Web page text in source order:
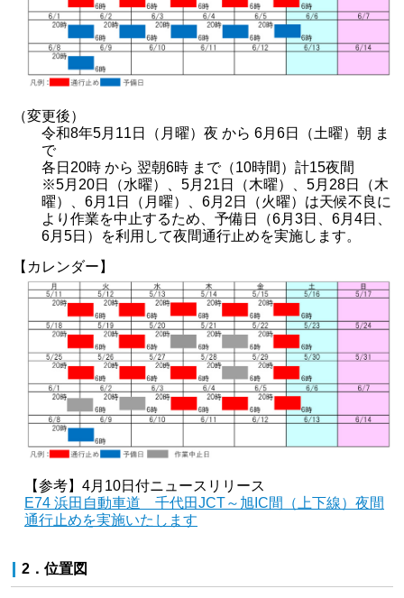
（変更後）
令和8年5月11日（月曜）夜 から 6月6日（土曜）朝 ま
で
各日20時 から 翌朝6時 まで（10時間）計15夜間
※5月20日（水曜）、5月21日（木曜）、5月28日（木
曜）、6月1日（月曜）、6月2日（火曜）は天候不良に
より作業を中止するため、予備日（6月3日、6月4日、
6月5日）を利用して夜間通行止めを実施します。
【カレンダー】
【参考】4月10日付ニュースリリース
E74 浜田自動車道 千代田JCT～旭IC間（上下線）夜間
通行止めを実施いたします
2．位置図